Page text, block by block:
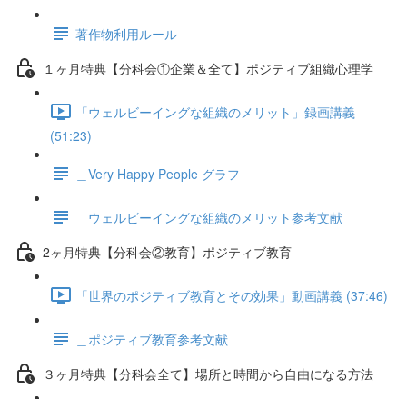
著作物利用ルール
１ヶ月特典【分科会①企業＆全て】ポジティブ組織心理学
「ウェルビーイングな組織のメリット」録画講義
(51:23)
＿Very Happy People グラフ
＿ウェルビーイングな組織のメリット参考文献
2ヶ月特典【分科会②教育】ポジティブ教育
「世界のポジティブ教育とその効果」動画講義 (37:46)
＿ポジティブ教育参考文献
３ヶ月特典【分科会全て】場所と時間から自由になる方法